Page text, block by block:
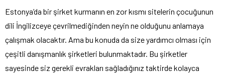
Estonya’da bir şirket kurmanın en zor kısmı sitelerin çocuğunun
dili İngilizceye çevrilmediğinden neyin ne olduğunu anlamaya
çalışmak olacaktır. Ama bu konuda da size yardımcı olması için
çeşitli danışmanlık şirketleri bulunmaktadır. Bu şirketler
sayesinde siz gerekli evrakları sağladığınız taktirde kolayca